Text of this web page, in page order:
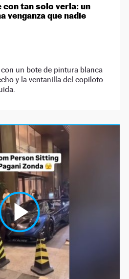
con tan solo verla: un
venganza que nadie
un bote de pintura blanca
y la ventanilla del copiloto